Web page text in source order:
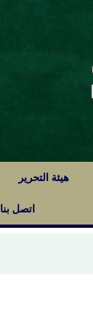
هيئة التحرير
اتصل بنا